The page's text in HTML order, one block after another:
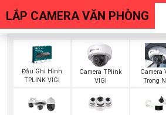
LẮP CAMERA VĂN PHÒNG
Đầu Ghi Hình
TPLINK VIGI
Camera TPlink
VIGI
Camera
Trong